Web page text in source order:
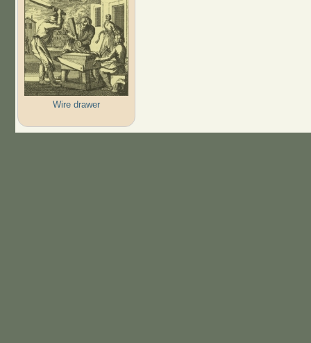
Wire drawer